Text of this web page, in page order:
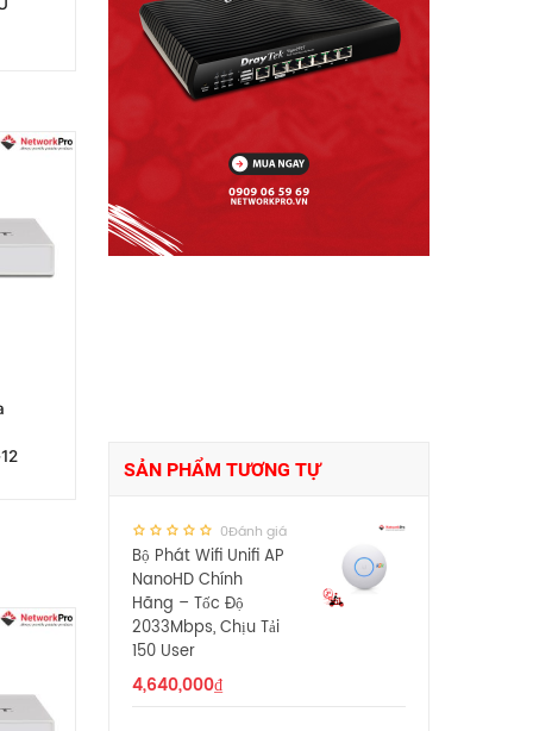
SẢN PHẨM TƯƠNG TỰ
0Đánh giá
Bộ Phát Wifi Unifi AP
NanoHD Chính
Hãng – Tốc Độ
2033Mbps, Chịu Tải
150 User
4,640,000₫